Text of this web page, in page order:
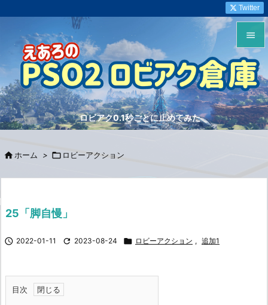
ロビアク0.1秒ごとに止めてみた


メニュ

サイド


Twitter
 ホーム >  ロビーアクション
25「脚自慢」
 2022-01-11  2023-08-24  ロビーアクション , 追加1
目次